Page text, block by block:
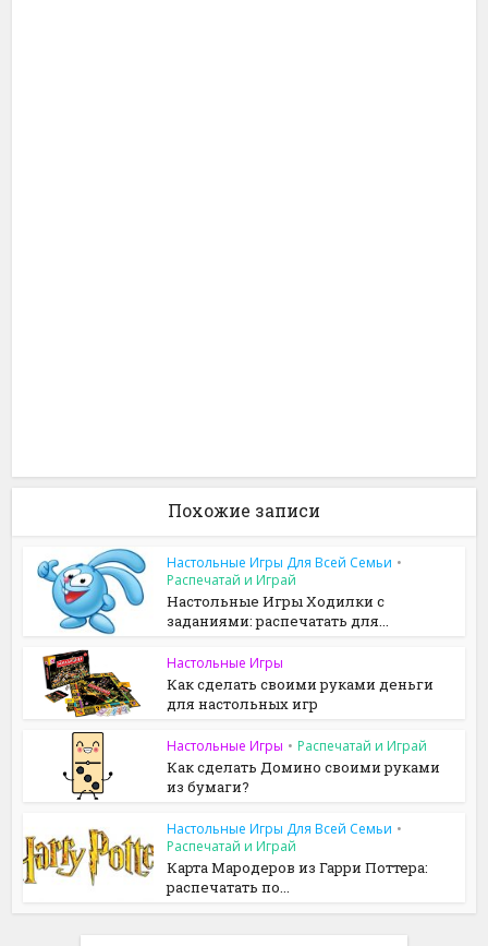
Похожие записи
Настольные Игры Для Всей Семьи •
Распечатай и Играй
Настольные Игры Ходилки с
заданиями: распечатать для...
Настольные Игры
Как сделать своими руками деньги
для настольных игр
Настольные Игры • Распечатай и Играй
Как сделать Домино своими руками
из бумаги?
Настольные Игры Для Всей Семьи •
Распечатай и Играй
Карта Мародеров из Гарри Поттера:
распечатать по...